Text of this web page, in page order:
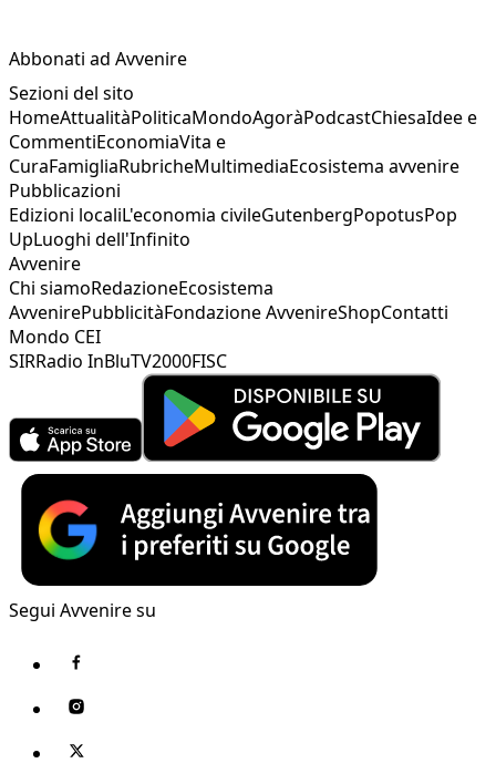
Abbonati ad Avvenire
Sezioni del sito
HomeAttualitàPoliticaMondoAgoràPodcastChiesaIdee e
CommentiEconomiaVita e
CuraFamigliaRubricheMultimediaEcosistema avvenire
Pubblicazioni
Edizioni localiL'economia civileGutenbergPopotusPop
UpLuoghi dell'Infinito
Avvenire
Chi siamoRedazioneEcosistema
AvvenirePubblicitàFondazione AvvenireShopContatti
Mondo CEI
SIRRadio InBluTV2000FISC
Segui Avvenire su